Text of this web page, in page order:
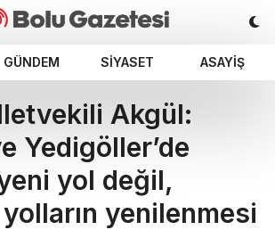
GÜNDEM SIYASET ASAYIŞ
Akgül:
Yedigöller’de
yol değil,
yenilenmesi